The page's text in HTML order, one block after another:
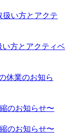
扱い方とアクテ
い方とアクティベ
休業のお知ら
のお知らせ〜
のお知らせ〜